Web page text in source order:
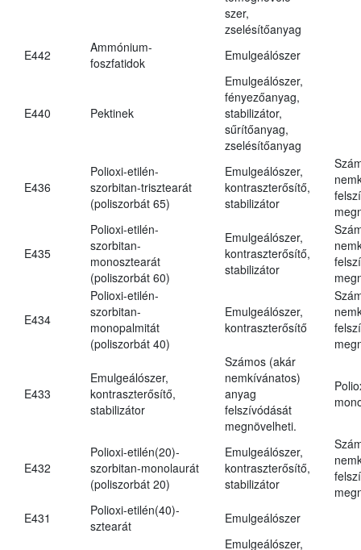
szer,
zselésítőanyag
E442
Ammónium-
foszfatidok
Emulgeálószer
E440 Pektinek
Emulgeálószer,
fényezőanyag,
stabilizátor,
sűrítőanyag,
zselésítőanyag
E436
Polioxi-etilén-
szorbitan-trisztearát
(poliszorbát 65)
Emulgeálószer,
kontraszterősítő,
stabilizátor
E435
Polioxi-etilén-
szorbitan-
monosztearát
(poliszorbát 60)
Emulgeálószer,
kontraszterősítő,
stabilizátor
E434
Polioxi-etilén-
szorbitan-
monopalmitát
(poliszorbát 40)
Emulgeálószer,
kontraszterősítő
E433
Emulgeálószer,
kontraszterősítő,
stabilizátor
Számos (akár
nemkívánatos)
anyag
felszívódását
megnövelheti.
E432
Polioxi-etilén(20)-
szorbitan-monolaurát
(poliszorbát 20)
Emulgeálószer,
kontraszterősítő,
stabilizátor
E431
Polioxi-etilén(40)-
sztearát
Emulgeálószer
Emulgeálószer,